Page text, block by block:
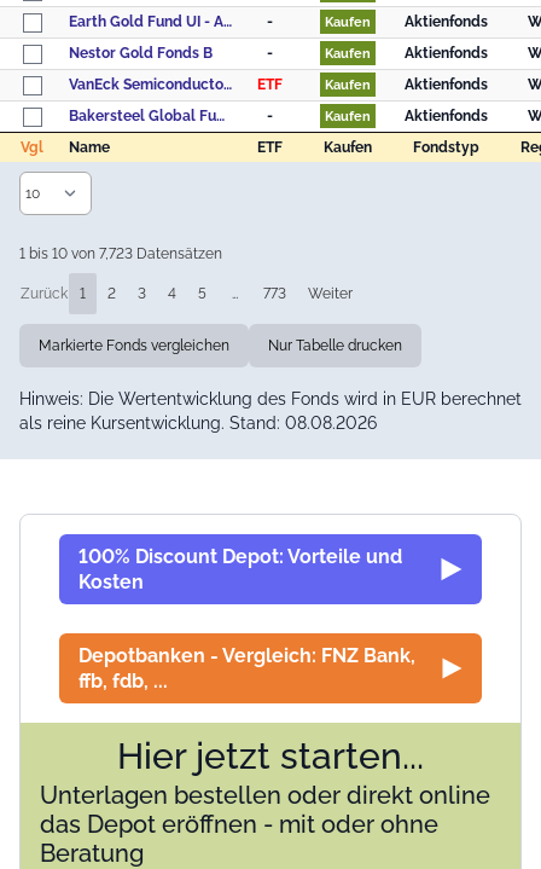
Vgl Name ETF Kaufen Fondstyp
Earth Gold Fund UI - Anteilklasse (EUR R)
- Kaufen Aktienfonds
Nestor Gold Fonds B
- Kaufen Aktienfonds
VanEck Semiconductor UCITS ETF USD A
ETF Kaufen Aktienfonds
Bakersteel Global Funds SICAV - Precious Metals Fund D EUR
- Kaufen Aktienfonds
Vgl
Name ETF Kaufen Fondstyp
1 bis 10 von 7,723 Datensätzen
Zurück 1 2 3 4 5 … 773 Weiter
Markierte Fonds vergleichen Nur Tabelle drucken
Hinweis: Die Wertentwicklung des Fonds wird in EUR berechnet
als reine Kursentwicklung. Stand: 08.08.2026
100% Discount Depot: Vorteile und
Kosten
Depotbanken - Vergleich: FNZ Bank,
ffb, fdb, ...
Hier jetzt starten...
Unterlagen bestellen oder direkt online
das Depot eröffnen - mit oder ohne
Beratung